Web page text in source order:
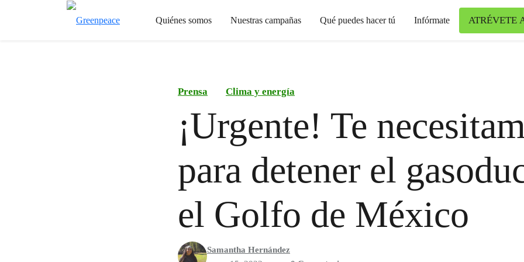
Quiénes somos Nuestras campañas Qué puedes hacer tú Infórmate ATRÉVETE
Prensa Clima y energía
¡Urgente! Te
para detener el
el Golfo de México
Samantha Hernández